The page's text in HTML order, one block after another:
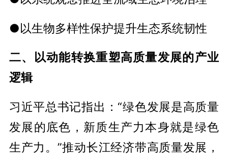
●以生物多样性保护提升生态系统韧性
二、以动能转换重塑高质量发展的产业
逻辑
习近平总书记指出：“绿色发展是高质量
发展的底色，新质生产力本身就是绿色
生产力。”推动长江经济带高质量发展，